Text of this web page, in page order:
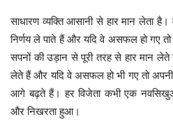
साधारण व्यक्ति आसानी से हार मान लेता
निर्णय ले पाते हैं और यदि वे असफल हो गए
सपनों की उड़ान से पूरी तरह से हार मान
लेते हैं और यदि वे असफल हो भी गए तो
आगे बढ़ते हैं। हर विजेता कभी एक
और निखरता हुआ।